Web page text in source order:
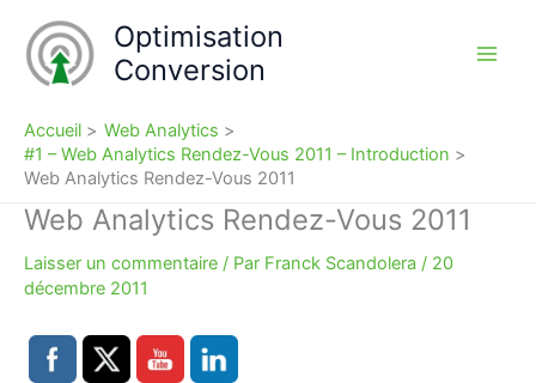
contenu
Optimisation
Conversion
Accueil
Web Analytics
#1 – Web Analytics Rendez-Vous 2011 – Introduction
Web Analytics Rendez-Vous 2011
Web Analytics Rendez-Vous 2011
Laisser un commentaire / Par Franck Scandolera / 20
décembre 2011